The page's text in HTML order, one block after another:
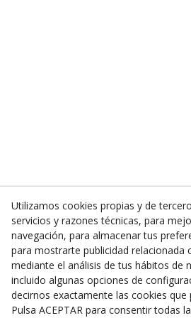
Utilizamos cookies propias y de
servicios y razones técnicas, para
navegación, para almacenar tus
para mostrarte publicidad relacionada
mediante el análisis de tus hábitos de
incluido algunas opciones de
decirnos exactamente las cookies que
Pulsa ACEPTAR para consentir todas